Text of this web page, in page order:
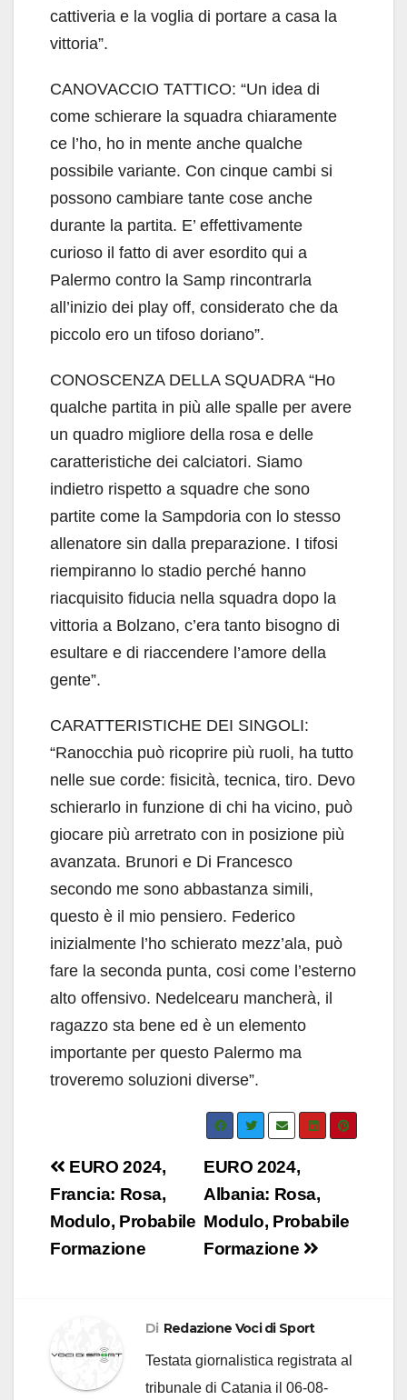
cattiveria e la voglia di portare a casa la
vittoria”.
CANOVACCIO TATTICO: “Un idea di
come schierare la squadra chiaramente
ce l’ho, ho in mente anche qualche
possibile variante. Con cinque cambi si
possono cambiare tante cose anche
durante la partita. E’ effettivamente
curioso il fatto di aver esordito qui a
Palermo contro la Samp rincontrarla
all’inizio dei play off, considerato che da
piccolo ero un tifoso doriano”.
CONOSCENZA DELLA SQUADRA “Ho
qualche partita in più alle spalle per avere
un quadro migliore della rosa e delle
caratteristiche dei calciatori. Siamo
indietro rispetto a squadre che sono
partite come la Sampdoria con lo stesso
allenatore sin dalla preparazione. I tifosi
riempiranno lo stadio perché hanno
riacquisito fiducia nella squadra dopo la
vittoria a Bolzano, c’era tanto bisogno di
esultare e di riaccendere l’amore della
gente”.
CARATTERISTICHE DEI SINGOLI:
“Ranocchia può ricoprire più ruoli, ha tutto
nelle sue corde: fisicità, tecnica, tiro. Devo
schierarlo in funzione di chi ha vicino, può
giocare più arretrato con in posizione più
avanzata. Brunori e Di Francesco
secondo me sono abbastanza simili,
questo è il mio pensiero. Federico
inizialmente l’ho schierato mezz’ala, può
fare la seconda punta, cosi come l’esterno
alto offensivo. Nedelcearu mancherà, il
ragazzo sta bene ed è un elemento
importante per questo Palermo ma
troveremo soluzioni diverse”.
Navigazione
articoli
EURO 2024,
Albania: Rosa,
Modulo, Probabile
Formazione
EURO 2024,
Francia: Rosa,
Modulo, Probabile
Formazione
Di Redazione Voci di Sport
Testata giornalistica registrata al
tribunale di Catania il 06-08-